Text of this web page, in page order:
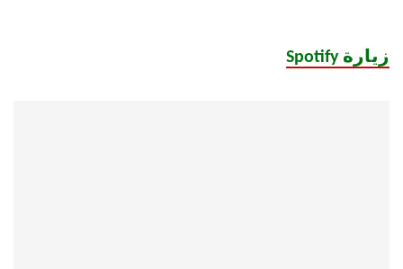
زيارة Spotify